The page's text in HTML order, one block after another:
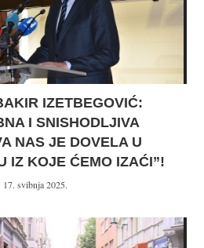
IZETBEGOVIĆ:
I SNISHODLJIVA
NAS JE DOVELA U
IZ KOJE ĆEMO IZAĆI”!
17. svibnja 2025.